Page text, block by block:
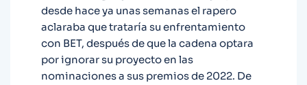
desde hace ya unas semanas el rapero
aclaraba que trataría su enfrentamiento
con BET, después de que la cadena optara
por ignorar su proyecto en las
nominaciones a sus premios de 2022. De